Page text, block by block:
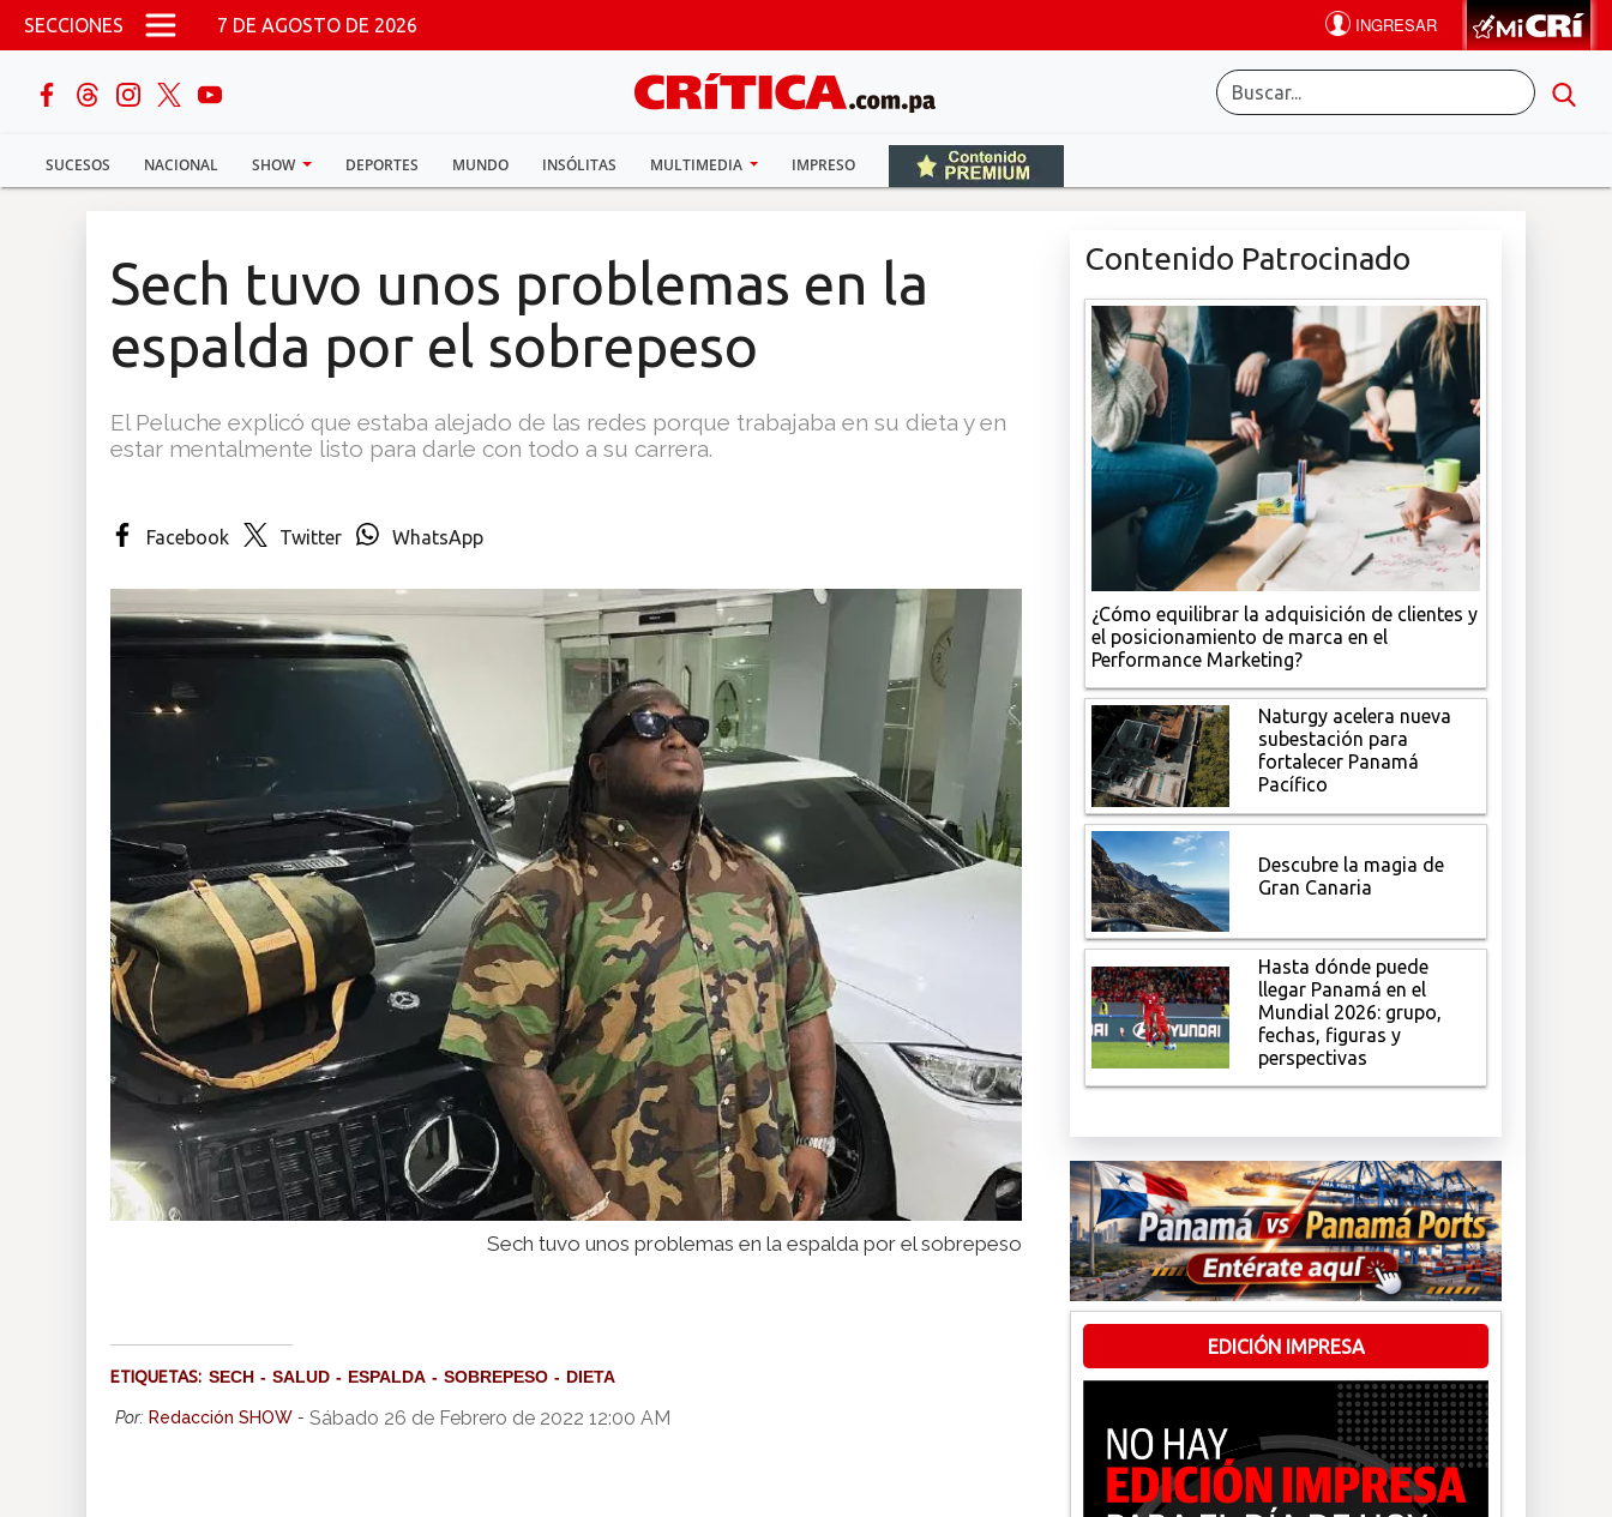
Pasar al contenido principal
SECCIONES 7 DE AGOSTO DE 2026
SUCESOS NACIONAL SHOW DEPORTES MUNDO INSÓLITAS MULTIMEDIA IMPRESO
buscar
Sucesos
Multimedia
Sech tuvo unos problemas en la
espalda por el sobrepeso
El Peluche explicó que estaba alejado de las redes porque trabajaba en su dieta y en
estar mentalmente listo para darle con todo a su carrera.
Facebook Twitter WhatsApp
Sech tuvo unos problemas en la espalda por el sobrepeso
ETIQUETAS: SECH SALUD ESPALDA SOBREPESO DIETA
Por: Redacción SHOW - Sábado 26 de Febrero de 2022 12:00 AM
Contenido Patrocinado
¿Cómo equilibrar la adquisición de clientes y
el posicionamiento de marca en el
Performance Marketing?
Naturgy acelera nueva
subestación para
fortalecer Panamá
Pacífico
Descubre la magia de
Gran Canaria
Hasta dónde puede
llegar Panamá en el
Mundial 2026: grupo,
fechas, figuras y
perspectivas
EDICIÓN IMPRESA